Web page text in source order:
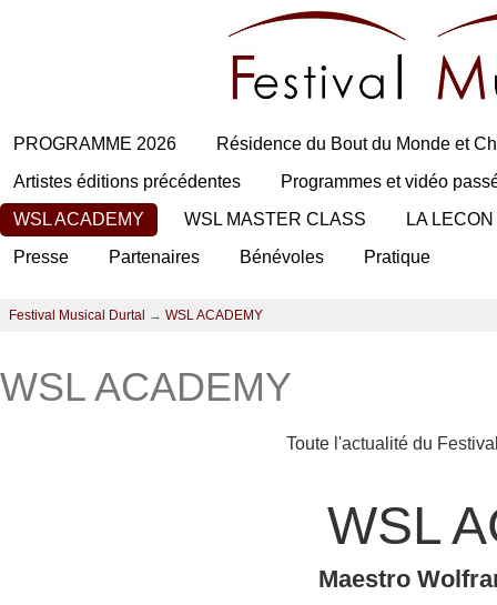
PROGRAMME 2026
Résidence du Bout du Monde et
Artistes éditions précédentes
Programmes et vidéo
WSL ACADEMY
WSL MASTER CLASS
LA
Presse
Partenaires Bénévoles Pratique
Festival Musical Durtal → WSL ACADEMY
WSL ACADEMY
Toute l'actualité du
WSL
Maestro